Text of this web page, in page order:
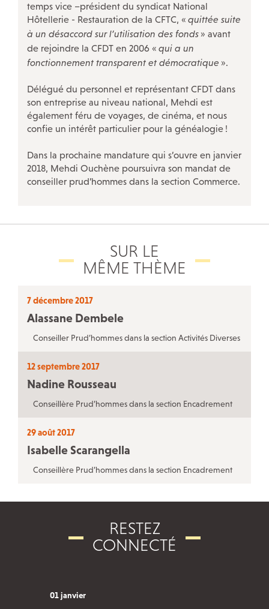
Nos instances
Nos ateliers-débats
Notre histoire
Guide de vos droits après l’entretien préalable
NOS ACTIONS SPÉCIFIQUES
Avec les salariés des TPE
Le projet Respectées
Nos rencontres InfoDroit et Infoplus
Travail du dimanche
L’inspection du travail
Les services de santé au travail
Notre réseau social
temps vice –président du syndicat National
Hôtellerie - Restauration de la CFTC, « quittée suite
à un désaccord sur l’utilisation des fonds » avant
de rejoindre la CFDT en 2006 « qui a un
fonctionnement transparent et démocratique ».
Délégué du personnel et représentant CFDT dans
son entreprise au niveau national, Mehdi est
également féru de voyages, de cinéma, et nous
confie un intérêt particulier pour la généalogie !
Dans la prochaine mandature qui s’ouvre en janvier
2018, Mehdi Ouchène poursuivra son mandat de
conseiller prud’hommes dans la section Commerce.
SUR LE
MÊME THÈME
7 décembre 2017
Alassane Dembele
Conseiller Prud’hommes dans la section Activités Diverses
12 septembre 2017
Nadine Rousseau
Conseillère Prud’hommes dans la section Encadrement
29 août 2017
Isabelle Scarangella
Conseillère Prud’hommes dans la section Encadrement
RESTEZ
CONNECTÉ
01 janvier